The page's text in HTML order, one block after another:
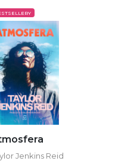
Jenkins Reid